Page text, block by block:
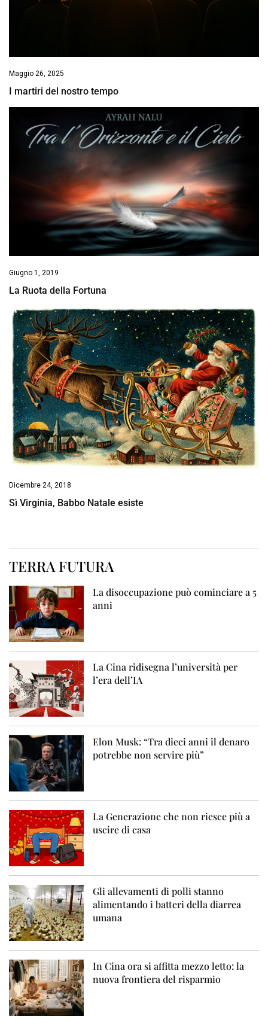
Maggio 26, 2025
I martiri del nostro tempo
Giugno 1, 2019
La Ruota della Fortuna
Dicembre 24, 2018
Sì Virginia, Babbo Natale esiste
TERRA FUTURA
La disoccupazione può cominciare a 5
anni
La Cina ridisegna l’università per
l’era dell’IA
Elon Musk: “Tra dieci anni il denaro
potrebbe non servire più”
La Generazione che non riesce più a
uscire di casa
Gli allevamenti di polli stanno
alimentando i batteri della diarrea
umana
In Cina ora si affitta mezzo letto: la
nuova frontiera del risparmio